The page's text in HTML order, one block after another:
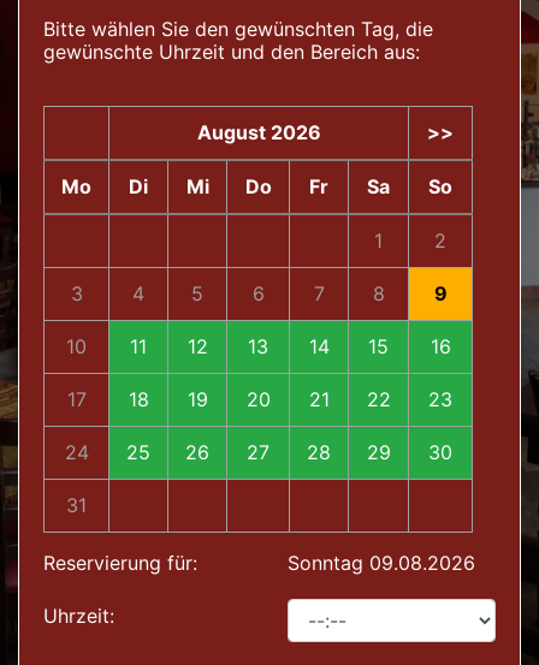
Bitte wählen Sie den gewünschten Tag, die
gewünschte Uhrzeit und den Bereich aus:
August 2026 >>
Mo Di Mi Do Fr Sa So
1 2
3 4 5 6 7 8 9
10 11 12 13 14 15 16
17 18 19 20 21 22 23
24 25 26 27 28 29 30
31
Reservierung für: Sonntag 09.08.2026
Uhrzeit: